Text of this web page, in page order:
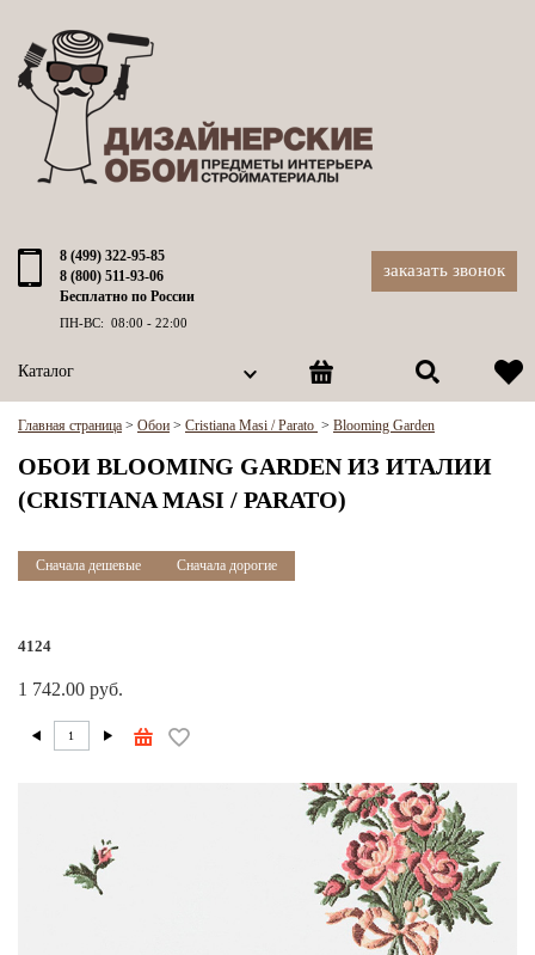
8 (499) 322-95-85
8 (800) 511-93-06
Бесплатно по России
ПН-ВС: 08:00 - 22:00
заказать звонок
Каталог
Главная страница > Обои > Cristiana Masi / Parato > Blooming Garden
ОБОИ BLOOMING GARDEN ИЗ ИТАЛИИ
(CRISTIANA MASI / PARATO)
Сначала дешевые Сначала дорогие
4124
1 742.00 руб.